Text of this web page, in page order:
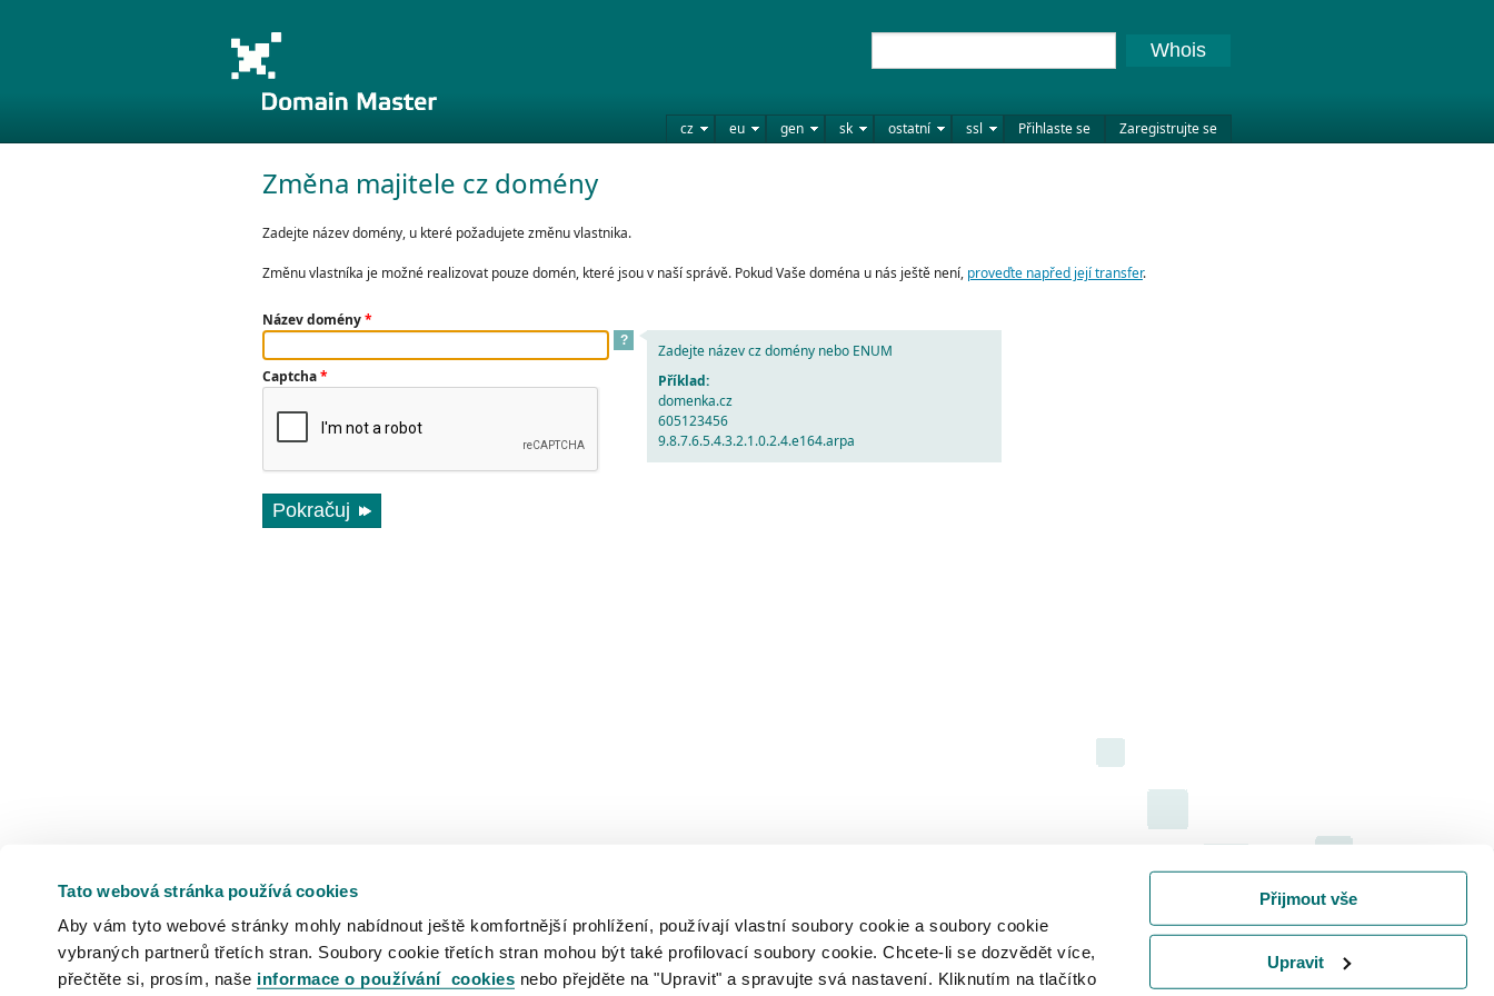
Tato webová stránka používá cookies
Aby vám tyto webové stránky mohly nabídnout ještě komfortnější prohlížení, používají vlastní soubory cookie a soubory cookie
vybraných partnerů třetích stran. Soubory cookie třetích stran mohou být také profilovací soubory cookie. Chcete-li se dozvědět více,
přečtěte si, prosím, naše informace o používání cookies nebo přejděte na "Upravit" a spravujte svá nastavení. Kliknutím na tlačítko
Přijmout vše
Upravit
cz eu gen sk ostatní ssl Přihlaste se Zaregistrujte se
Whois
Změna majitele cz domény
Zadejte název domény, u které požadujete změnu vlastnika.
Změnu vlastníka je možné realizovat pouze domén, které jsou v naší správě. Pokud Vaše doména u nás ještě není, proveďte napřed její transfer.
Název domény*
?
Zadejte název cz domény nebo ENUM
Příklad:
domenka.cz
605123456
9.8.7.6.5.4.3.2.1.0.2.4.e164.arpa
Captcha*
Pokračuj